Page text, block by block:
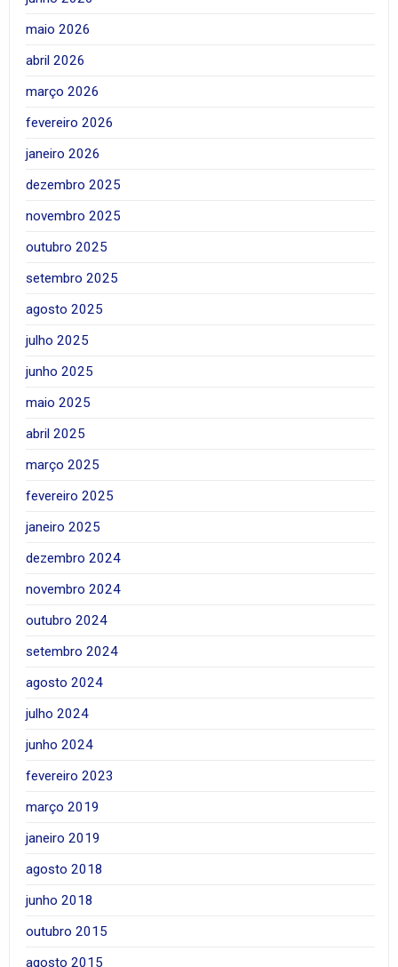
maio 2026
abril 2026
março 2026
fevereiro 2026
janeiro 2026
dezembro 2025
novembro 2025
outubro 2025
setembro 2025
agosto 2025
julho 2025
junho 2025
maio 2025
abril 2025
março 2025
fevereiro 2025
janeiro 2025
dezembro 2024
novembro 2024
outubro 2024
setembro 2024
agosto 2024
julho 2024
junho 2024
fevereiro 2023
março 2019
janeiro 2019
agosto 2018
junho 2018
outubro 2015
agosto 2015